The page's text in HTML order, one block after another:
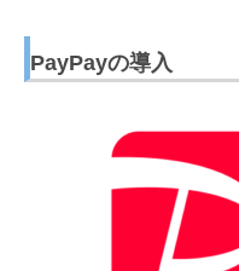
PayPayの導入